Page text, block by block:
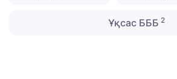
Ұқсас БББ 2